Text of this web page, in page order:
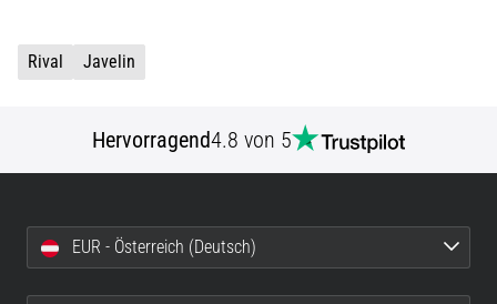
Rival Javelin
Hervorragend4.8 von 5
EUR - Österreich (Deutsch)